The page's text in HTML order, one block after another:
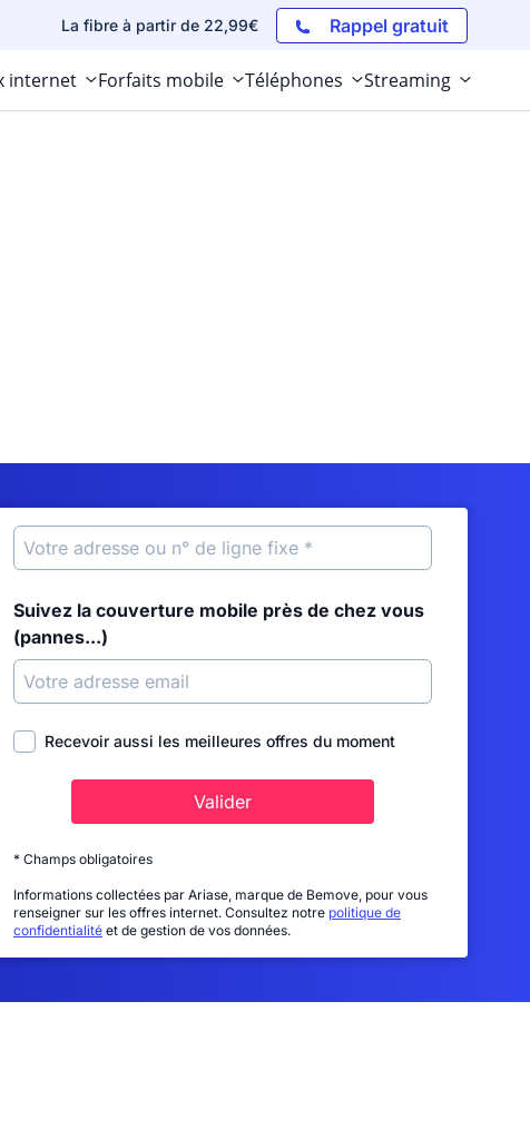
La fibre à partir de 22,99€ Rappel gratuit
internet Forfaits mobile Téléphones Streaming
Suivez la couverture mobile près de chez vous
(pannes...)
Recevoir aussi les meilleures offres du moment
Valider
* Champs obligatoires
Informations collectées par Ariase, marque de Bemove, pour vous
renseigner sur les offres internet. Consultez notre politique de
confidentialité et de gestion de vos données.